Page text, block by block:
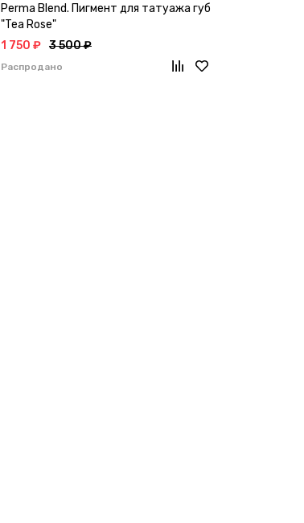
Perma Blend. Пигмент для татуажа губ
"Tea Rose"
1 750 ₽ 3 500 ₽
Распродано